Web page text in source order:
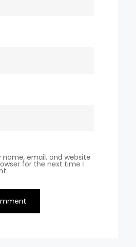
name, email, and website
for the next time I